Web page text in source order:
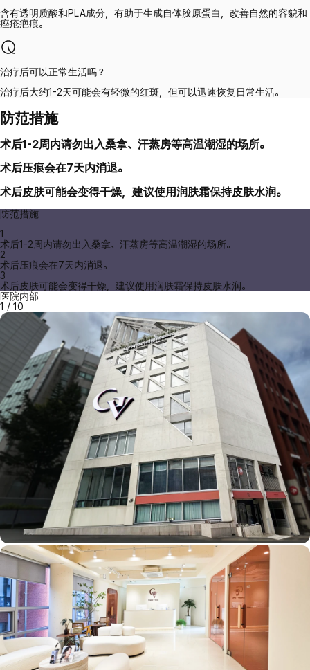
含有透明质酸和PLA成分，有助于生成自体胶原蛋白，改善自然的容貌和
痤疮疤痕。
治疗后可以正常生活吗？
治疗后大约1-2天可能会有轻微的红斑，但可以迅速恢复日常生活。
防范措施
术后1-2周内请勿出入桑拿、汗蒸房等高温潮湿的场所。
术后压痕会在7天内消退。
术后皮肤可能会变得干燥，建议使用润肤霜保持皮肤水润。
防范措施
1
术后1-2周内请勿出入桑拿、汗蒸房等高温潮湿的场所。
2
术后压痕会在7天内消退。
3
术后皮肤可能会变得干燥，建议使用润肤霜保持皮肤水润。
医院内部
1 / 10